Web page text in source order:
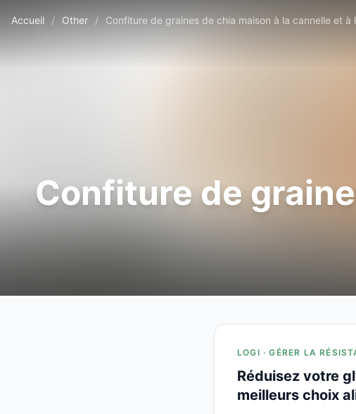
Accueil / Other / Confiture de graines de chia maison à la cannelle et à
Confiture de
LOGI · GÉRER LA
Réduisez votre
meilleurs choix